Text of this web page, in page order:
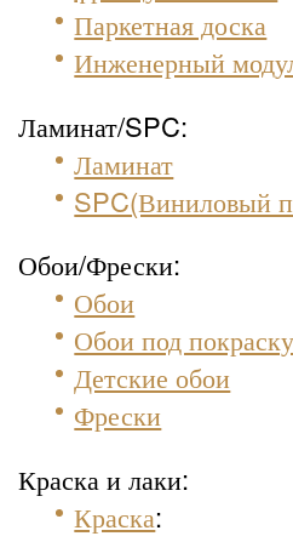
Паркетная доска
Инженерный
Ламинат/SPC:
Ламинат
SPC(Виниловый
Обои/Фрески:
Обои
Обои под покраску
Детские обои
Фрески
Краска и лаки:
Краска: